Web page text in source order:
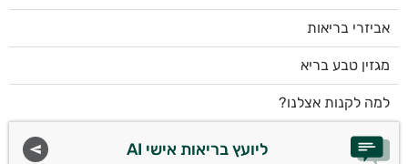
אביזרי בריאות
מגזין טבע בריא
למה לקנות אצלנו?
ליועץ בריאות אישי AI